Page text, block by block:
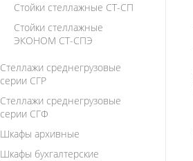
Стойки стеллажные СТ-СП
Стойки стеллажные
ЭКОНОМ СТ-СПЭ
Стеллажи среднегрузовые
серии СГР
Стеллажи среднегрузовые
серии СГФ
Шкафы архивные
Шкафы бухгалтерские